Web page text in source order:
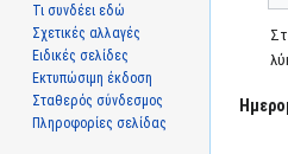
Τι συνδέει εδώ
Σχετικές αλλαγές
Ειδικές σελίδες
Εκτυπώσιμη έκδοση
Σταθερός σύνδεσμος
Πληροφορίες σελίδας